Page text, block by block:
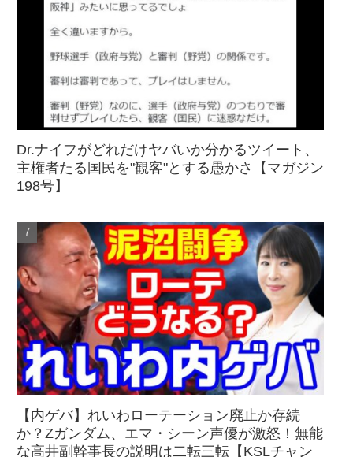
Dr.ナイフがどれだけヤバいか分かるツイート、
主権者たる国民を"観客"とする愚かさ【マガジン
198号】
【内ゲバ】れいわローテーション廃止か存続
か？Zガンダム、エマ・シーン声優が激怒！無能
な高井副幹事長の説明は二転三転【KSLチャン